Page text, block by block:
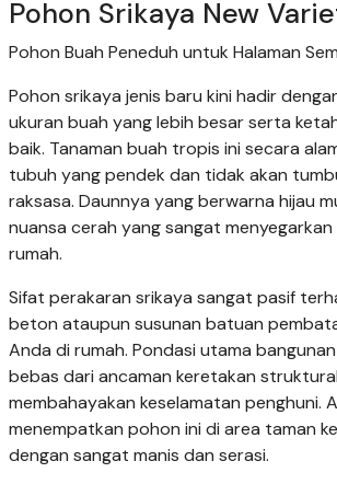
Pohon Srikaya New
Pohon Buah Peneduh untuk Halaman
Pohon srikaya jenis baru kini hadir
ukuran buah yang lebih besar serta
baik. Tanaman buah tropis ini secara
tubuh yang pendek dan tidak akan
raksasa. Daunnya yang berwarna hijau
nuansa cerah yang sangat
rumah.
Sifat perakaran srikaya sangat pasif
beton ataupun susunan batuan
Anda di rumah. Pondasi utama
bebas dari ancaman keretakan
membahayakan keselamatan penghuni.
menempatkan pohon ini di area taman
dengan sangat manis dan serasi.